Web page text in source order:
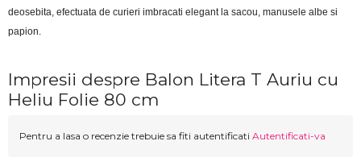
deosebita, efectuata de curieri imbracati elegant la sacou, manusele albe si
papion.
Impresii despre Balon Litera T Auriu cu
Heliu Folie 80 cm
Pentru a lasa o recenzie trebuie sa fiti autentificati Autentificati-va